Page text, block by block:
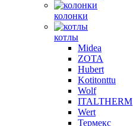
колонки
котлы
Midea
ZOTA
Hubert
Kotitonttu
Wolf
ITALTHERM
Wert
Термекс